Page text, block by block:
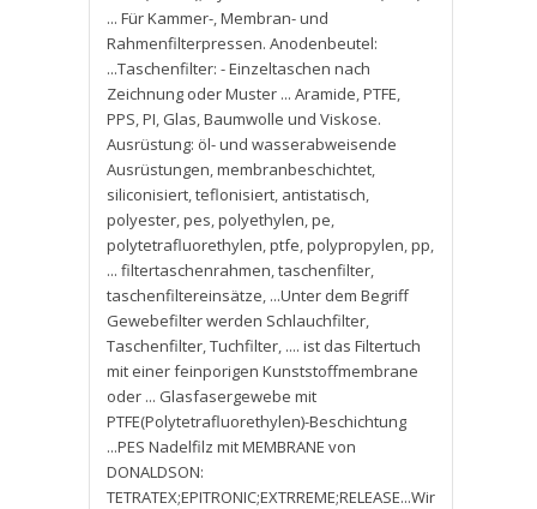
... Für Kammer-,Membran- und
Rahmenfilterpressen. Anodenbeutel:
...Taschenfilter: - Einzeltaschen nach
Zeichnung oder Muster ... Aramide,PTFE,
PPS,PI, Glas,Baumwolle und Viskose.
Ausrüstung: öl- und wasserabweisende
Ausrüstungen,membranbeschichtet,
siliconisiert,teflonisiert, antistatisch,
polyester,pes,polyethylen,pe,
polytetrafluorethylen,ptfe,polypropylen,pp,
... filtertaschenrahmen,taschenfilter,
taschenfiltereinsätze, ...Unter dem Begriff
Gewebefilter werden Schlauchfilter,
Taschenfilter,Tuchfilter, .... ist das Filtertuch
mit einer feinporigen Kunststoffmembrane
oder ... Glasfasergewebe mit
PTFE(Polytetrafluorethylen)-Beschichtung
...PES Nadelfilz mit MEMBRANE von
DONALDSON:
TETRATEX;EPITRONIC;EXTRREME;RELEASE...Wir